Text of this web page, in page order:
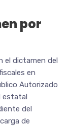
por
el dictamen del
en
Autorizado
estatal
del
de